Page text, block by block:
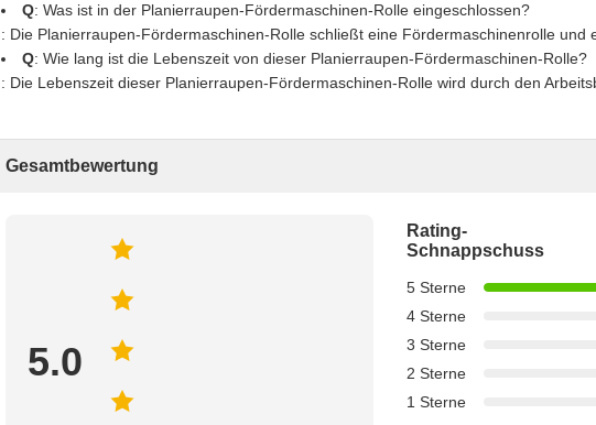
Q: Was ist in der Planierraupen-Fördermaschinen-Rolle eingeschlossen?
: Die Planierraupen-Fördermaschinen-Rolle schließt eine Fördermaschinenrolle und
Q: Wie lang ist die Lebenszeit von dieser Planierraupen-Fördermaschinen-Rolle?
: Die Lebenszeit dieser Planierraupen-Fördermaschinen-Rolle wird durch den
Gesamtbewertung
5.0
Rating-
Schnappschuss
5 Sterne
4 Sterne
3 Sterne
2 Sterne
1 Sterne